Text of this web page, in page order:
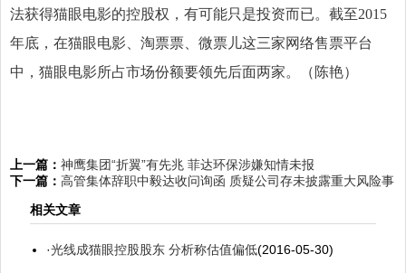
法获得猫眼电影的控股权，有可能只是投资而已。截至2015
年底，在猫眼电影、淘票票、微票儿这三家网络售票平台
中，猫眼电影所占市场份额要领先后面两家。（陈艳）
上一篇： 神鹰集团“折翼”有先兆 菲达环保涉嫌知情未报
下一篇： 高管集体辞职中毅达收问询函 质疑公司存未披露重大风险事
相关文章
·光线成猫眼控股股东 分析称估值偏低(2016-05-30)